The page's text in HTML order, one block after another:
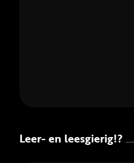
Leer- en leesgierig!?